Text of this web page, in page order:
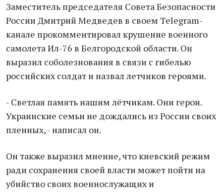
Заместитель председателя Совета Безопасности
России Дмитрий Медведев в своем Telegram-
канале прокомментировал крушение военного
самолета Ил-76 в Белгородской области. Он
выразил соболезнования в связи с гибелью
российских солдат и назвал летчиков героями.
- Светлая память нашим лётчикам. Они герои.
Украинские семьи не дождались из России своих
пленных, - написал он.
Он также выразил мнение, что киевский режим
ради сохранения своей власти может пойти на
убийство своих военнослужащих и